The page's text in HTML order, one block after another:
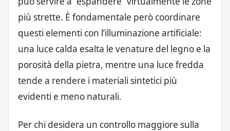
più strette. È fondamentale però coordinare
questi elementi con l’illuminazione artificiale:
una luce calda esalta le venature del legno e la
porosità della pietra, mentre una luce fredda
tende a rendere i materiali sintetici più
evidenti e meno naturali.
Per chi desidera un controllo maggiore sulla